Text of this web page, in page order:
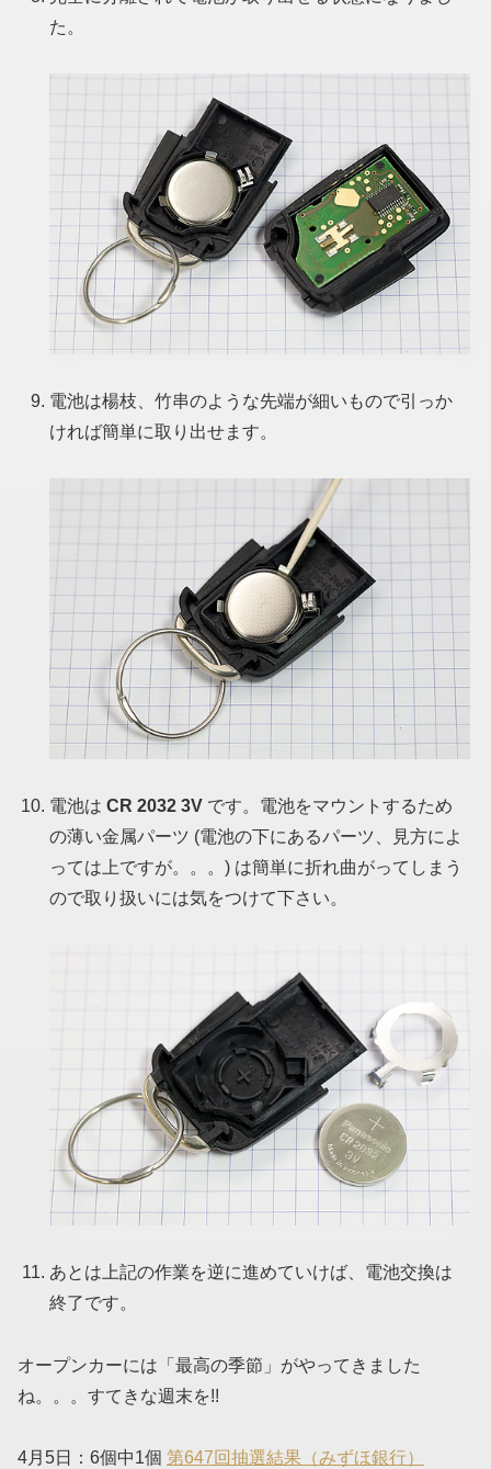
た。
電池は楊枝、竹串のような先端が細いもので引っか
ければ簡単に取り出せます。
電池はCR 2032 3V です。電池をマウントするため
の薄い金属パーツ (電池の下にあるパーツ、見方によ
っては上ですが。。。) は簡単に折れ曲がってしまう
ので取り扱いには気をつけて下さい。
あとは上記の作業を逆に進めていけば、電池交換は
終了です。
オープンカーには「最高の季節」がやってきました
ね。。。すてきな週末を!!
4月5日：6個中1個 第647回抽選結果（みずほ銀行）